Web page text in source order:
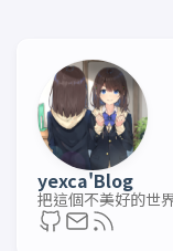
yexca'Blog
把這個不美好的世